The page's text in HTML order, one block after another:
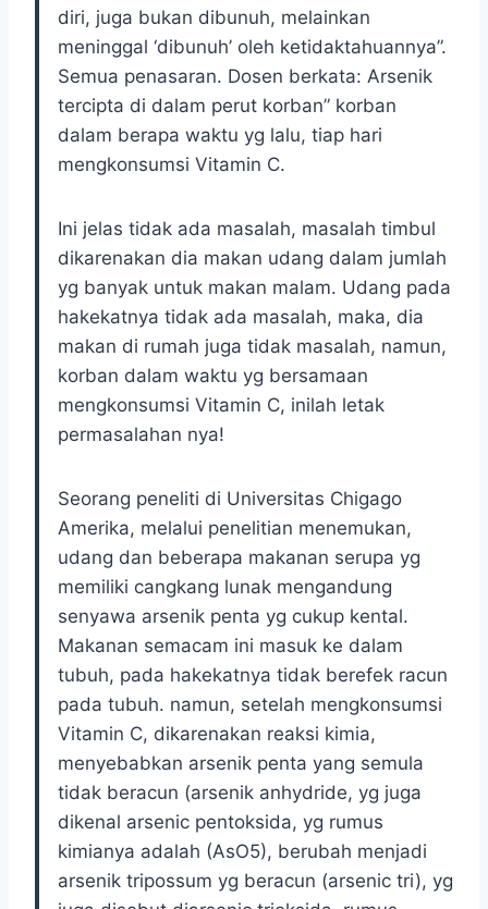
diri, juga bukan dibunuh, melainkan
meninggal ‘dibunuh’ oleh ketidaktahuannya”.
Semua penasaran. Dosen berkata: Arsenik
tercipta di dalam perut korban” korban
dalam berapa waktu yg lalu, tiap hari
mengkonsumsi Vitamin C.
Ini jelas tidak ada masalah, masalah timbul
dikarenakan dia makan udang dalam jumlah
yg banyak untuk makan malam. Udang pada
hakekatnya tidak ada masalah, maka, dia
makan di rumah juga tidak masalah, namun,
korban dalam waktu yg bersamaan
mengkonsumsi Vitamin C, inilah letak
permasalahan nya!
Seorang peneliti di Universitas Chigago
Amerika, melalui penelitian menemukan,
udang dan beberapa makanan serupa yg
memiliki cangkang lunak mengandung
senyawa arsenik penta yg cukup kental.
Makanan semacam ini masuk ke dalam
tubuh, pada hakekatnya tidak berefek racun
pada tubuh. namun, setelah mengkonsumsi
Vitamin C, dikarenakan reaksi kimia,
menyebabkan arsenik penta yang semula
tidak beracun (arsenik anhydride, yg juga
dikenal arsenic pentoksida, yg rumus
kimianya adalah (AsO5), berubah menjadi
arsenik tripossum yg beracun (arsenic tri), yg